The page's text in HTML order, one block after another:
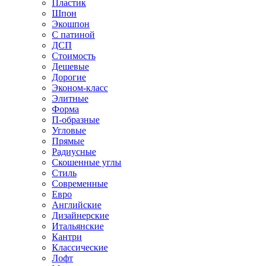
Пластик
Шпон
Экошпон
С патиной
ДСП
Стоимость
Дешевые
Дорогие
Эконом-класс
Элитные
Форма
П-образные
Угловые
Прямые
Радиусные
Скошенные углы
Стиль
Современные
Евро
Английские
Дизайнерские
Итальянские
Кантри
Классические
Лофт